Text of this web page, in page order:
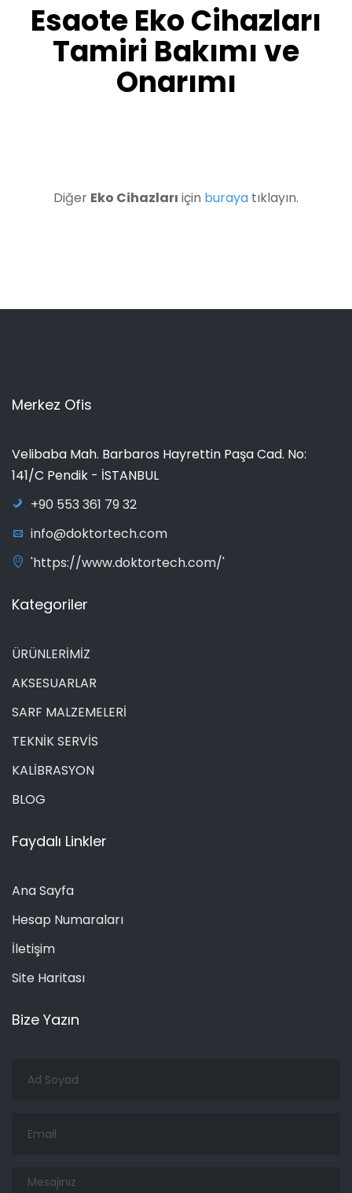
Esaote Eko Cihazları
Tamiri Bakımı ve
Onarımı
Diğer Eko Cihazları için buraya tıklayın.
Merkez Ofis
Velibaba Mah. Barbaros Hayrettin Paşa Cad. No:
141/C Pendik - İSTANBUL
+90 553 361 79 32
info@doktortech.com
'https://www.doktortech.com/'
Kategoriler
ÜRÜNLERİMİZ
AKSESUARLAR
SARF MALZEMELERİ
TEKNİK SERVİS
KALİBRASYON
BLOG
Faydalı Linkler
Ana Sayfa
Hesap Numaraları
İletişim
Site Haritası
Bize Yazın
Soyad
Mesajınız